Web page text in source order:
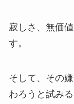
寂しさ、無価
す。
そして、その
わろうと試み